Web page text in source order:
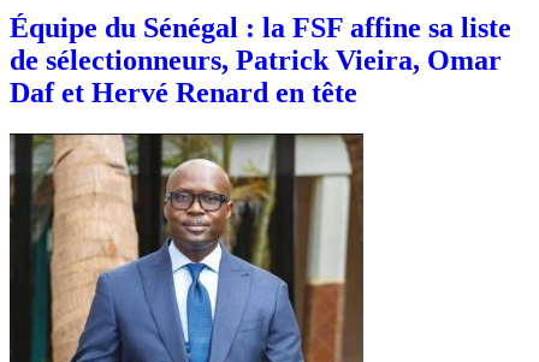
Équipe du Sénégal : la FSF affine sa liste
de sélectionneurs, Patrick Vieira, Omar
Daf et Hervé Renard en tête